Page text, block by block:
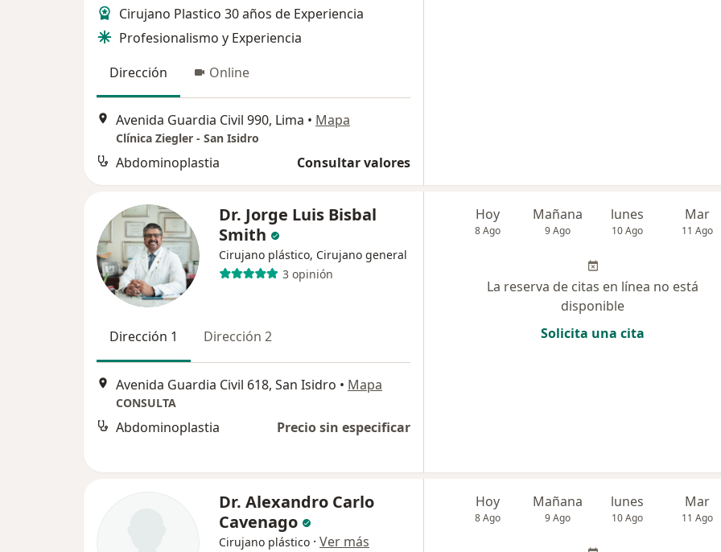
Cirujano Plastico 30 años de Experiencia
Profesionalismo y Experiencia
Dirección
Online
Avenida Guardia Civil 990, Lima • Mapa
Clínica Ziegler - San Isidro
Abdominoplastia Consultar valores
Dr. Jorge Luis Bisbal
Smith
Cirujano plástico, Cirujano general
3 opinión
Dirección 1 Dirección 2
Avenida Guardia Civil 618, San Isidro • Mapa
CONSULTA
Abdominoplastia Precio sin especificar
Hoy
8 Ago
Mañana
9 Ago
lunes
10 Ago
Mar
11 Ago
La reserva de citas en línea no está
disponible
Solicita una cita
Dr. Alexandro Carlo
Cavenago
Cirujano plástico · Ver más
Hoy
8 Ago
Mañana
9 Ago
lunes
10 Ago
Mar
11 Ago